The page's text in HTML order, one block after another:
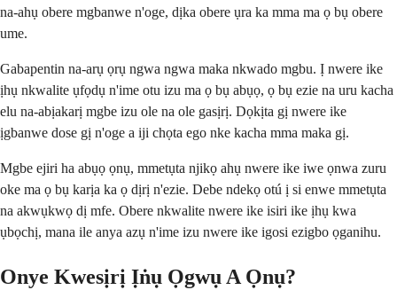
na-ahụ obere mgbanwe n'oge, dịka obere ụra ka mma ma ọ bụ obere
ume.
Gabapentin na-arụ ọrụ ngwa ngwa maka nkwado mgbu. Ị nwere ike
ịhụ nkwalite ụfọdụ n'ime otu izu ma ọ bụ abụọ, ọ bụ ezie na uru kacha
elu na-abịakarị mgbe izu ole na ole gasịrị. Dọkịta gị nwere ike
ịgbanwe dose gị n'oge a iji chọta ego nke kacha mma maka gị.
Mgbe ejiri ha abụọ ọnụ, mmetụta njikọ ahụ nwere ike iwe ọnwa zuru
oke ma ọ bụ karịa ka ọ dịrị n'ezie. Debe ndekọ otú ị si enwe mmetụta
na akwụkwọ dị mfe. Obere nkwalite nwere ike isiri ike ịhụ kwa
ụbọchị, mana ile anya azụ n'ime izu nwere ike igosi ezigbo ọganihu.
Onye Kwesịrị Ịṅụ Ọgwụ A Ọnụ?